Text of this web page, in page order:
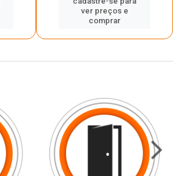
ver preços e
comprar